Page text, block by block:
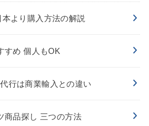
より購入方法の解説
すめ 個人もOK
行は商業輸入との違い
商品探し 三つの方法